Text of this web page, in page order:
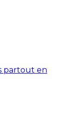
partout en